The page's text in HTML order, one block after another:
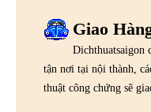
Giao
Dichthuatsaigon
tận nơi tại nội thành,
thuật công chứng sẽ